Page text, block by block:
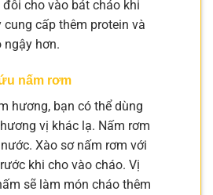
cho vào bát cháo khi
cung cấp thêm protein và
ngậy hơn.
nấm rơm
hương, bạn có thể dùng
vị khác lạ. Nấm rơm
Xào sơ nấm rơm với
khi cho vào cháo. Vị
sẽ làm món cháo thêm